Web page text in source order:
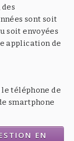
sont soit
soit envoyées
application de
téléphone de
smartphone
EN